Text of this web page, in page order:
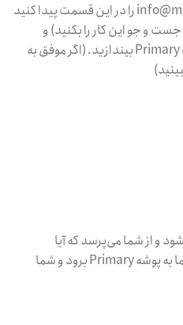
یک ایمیل از طرف info@maqsoudi.com را در این قسمت پیدا کنید
و جو این کار را بکنید) و
سپس ایمیل را بکشید و به قسمت Primary بیندازید. (اگر موفق به
و از شما می‌پرسد که آیا
می‌خواهید همه ایمیل‌ها از طرف ما به پوشه Primary برود و شما